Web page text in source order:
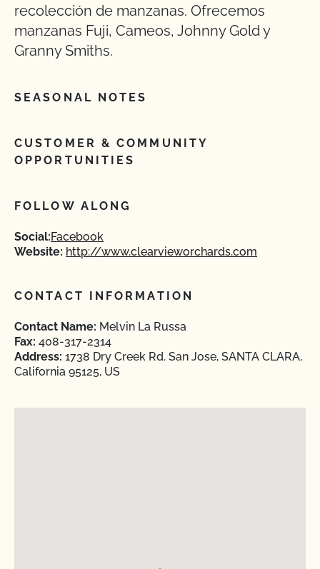
recolección de manzanas. Ofrecemos
manzanas Fuji, Cameos, Johnny Gold y
Granny Smiths.
SEASONAL NOTES
CUSTOMER & COMMUNITY
OPPORTUNITIES
FOLLOW ALONG
Social:Facebook
Website: http://www.clearvieworchards.com
CONTACT INFORMATION
Contact Name: Melvin La Russa
Fax: 408-317-2314
Address: 1738 Dry Creek Rd. San Jose, SANTA CLARA,
California 95125, US